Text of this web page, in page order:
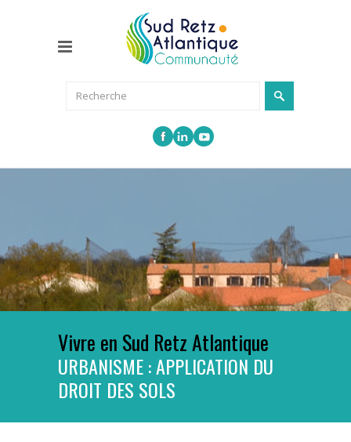
Vivre en Sud Retz Atlantique
URBANISME : APPLICATION DU
DROIT DES SOLS